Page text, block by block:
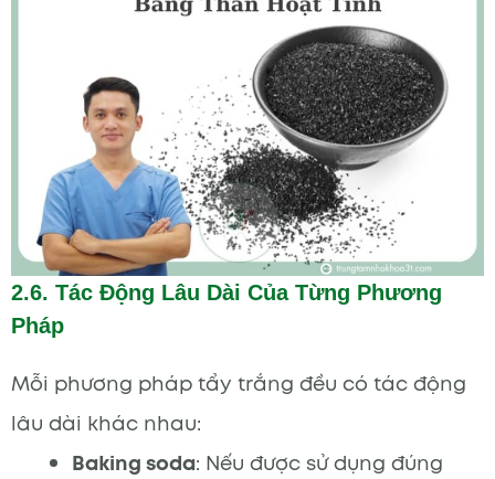
2.6. Tác Động Lâu Dài Của Từng Phương
Pháp
Mỗi phương pháp tẩy trắng đều có tác động
lâu dài khác nhau:
Baking soda: Nếu được sử dụng đúng